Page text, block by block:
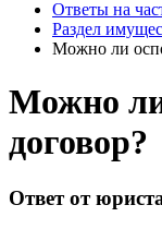
Ответы на
Раздел
Можно ли
Можно
договор?
Ответ от